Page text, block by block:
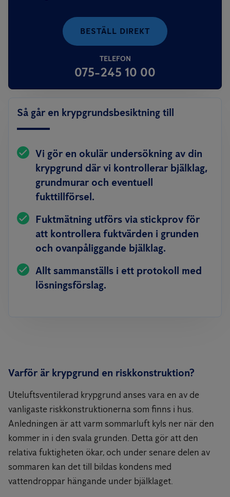
BESTÄLL DIREKT
TELEFON
075-245 10 00
Så går en krypgrundsbesiktning till
Vi gör en okulär undersökning av din
krypgrund där vi kontrollerar bjälklag,
grundmurar och eventuell
fukttillförsel.
Fuktmätning utförs via stickprov för
att kontrollera fuktvärden i grunden
och ovanpåliggande bjälklag.
Allt sammanställs i ett protokoll med
lösningsförslag.
Varför är krypgrund en riskkonstruktion?
Uteluftsventilerad krypgrund anses vara en av de
vanligaste riskkonstruktionerna som finns i hus.
Anledningen är att varm sommarluft kyls ner när den
kommer in i den svala grunden. Detta gör att den
relativa fuktigheten ökar, och under senare delen av
sommaren kan det till bildas kondens med
vattendroppar hängande under bjälklaget.